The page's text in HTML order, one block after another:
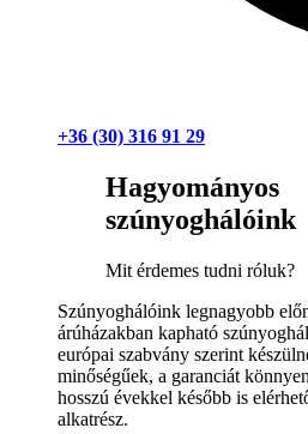
+36 (30) 316 91 29
Hagyományos
szúnyoghálóink
Mit érdemes tudni róluk?
Szúnyoghálóink legnagyobb
árúházakban kapható
európai szabvány szerint
minőségűek, a garanciát
hosszú évekkel később is
alkatrész.